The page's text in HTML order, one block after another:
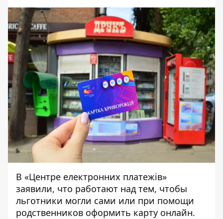
В «Центре електронних платежів»
заявили, что работают над тем, чтобы
льготники могли сами или при помощи
родственников оформить карту онлайн.